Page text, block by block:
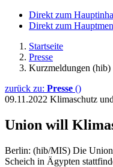
Direkt zum
Direkt zum
Startseite
Presse
Kurzmeldungen (hib)
zurück zu: Presse ()
09.11.2022 Klimaschutz
Union will
Berlin: (hib/MIS) Die
Scheich in Ägypten